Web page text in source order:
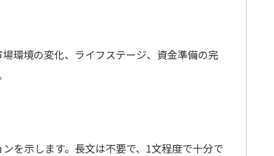
環境の変化、ライフステージ、資金準備の完
を示します。長文は不要で、1文程度で十分で